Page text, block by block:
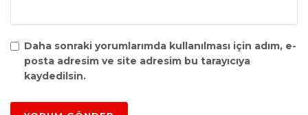
Daha sonraki yorumlarımda kullanılması için adım, e-
posta adresim ve site adresim bu tarayıcıya
kaydedilsin.